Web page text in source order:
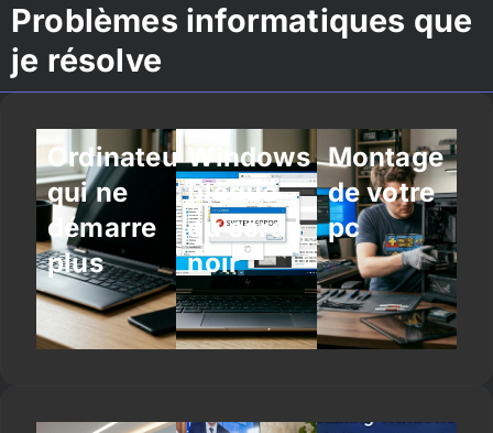
Problèmes informatiques que
je résolve
Ordinateur
qui ne
démarre
plus
Windows
bloqué
ou écran
noir
Montage
de votre
pc